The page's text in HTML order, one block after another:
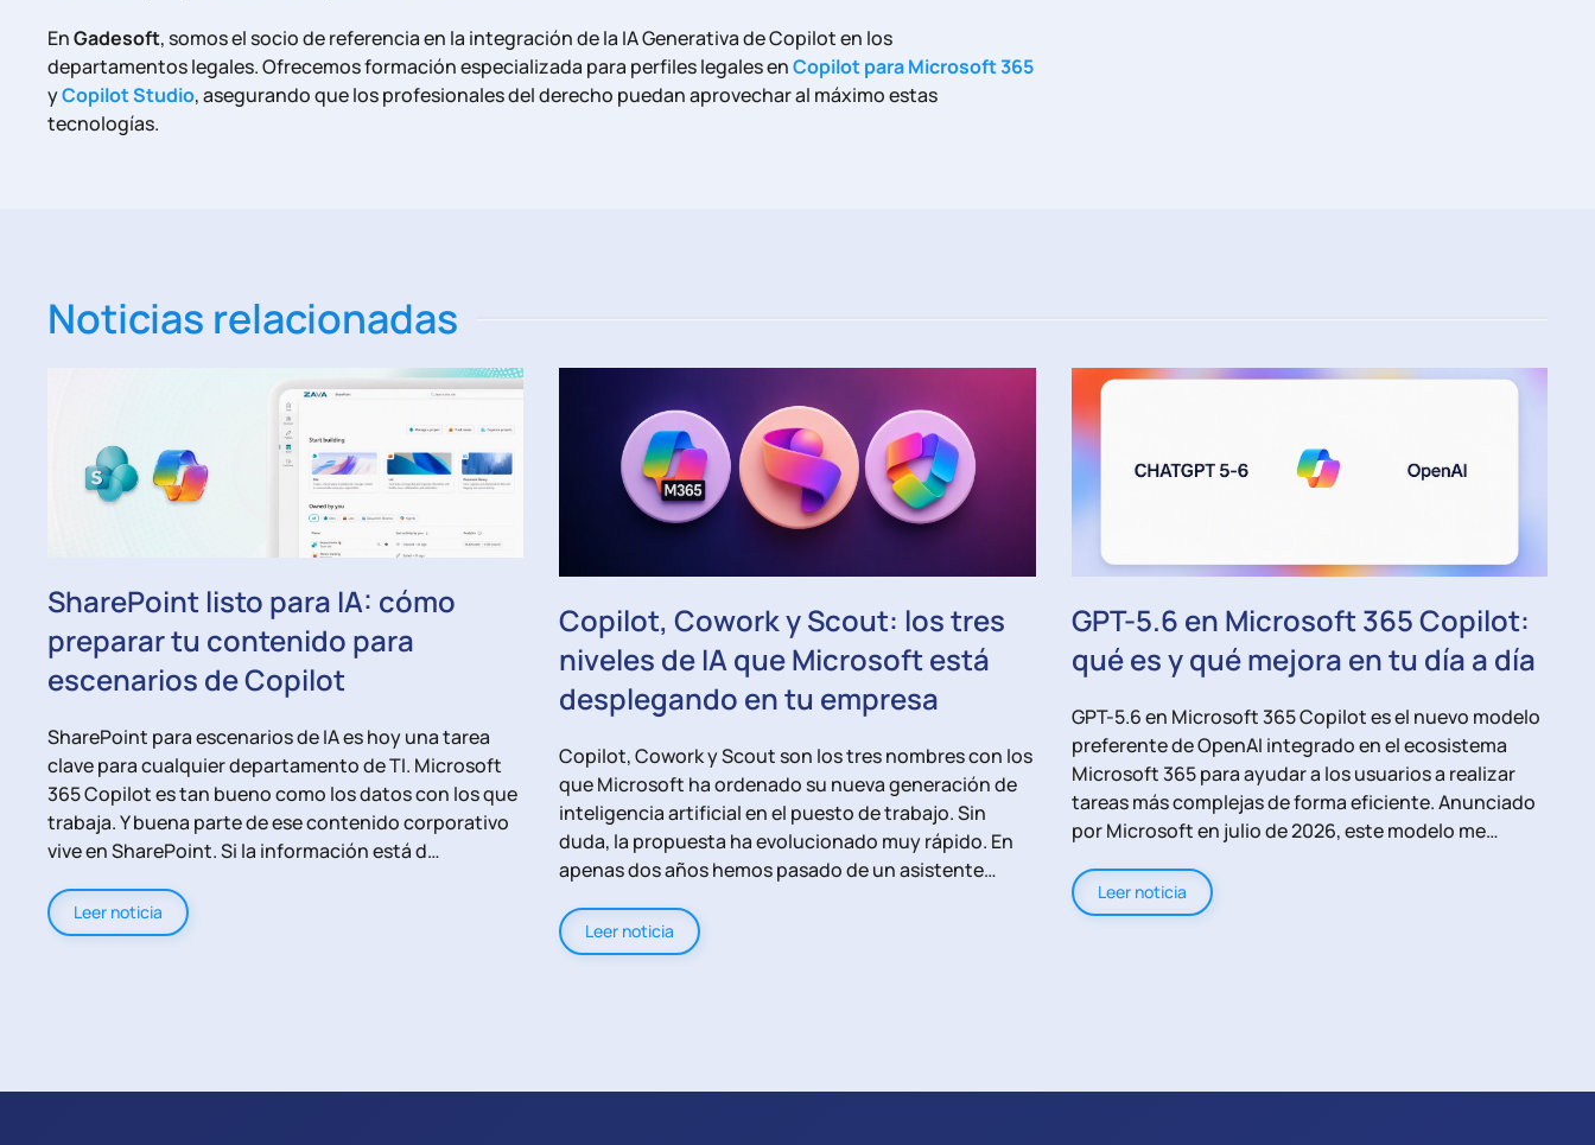
EnGadesoft, somos el socio de referencia en la integración de la IA Generativa de Copilot en los
departamentos legales. Ofrecemos formación especializada para perfiles legales enCopilot para Microsoft 365
yCopilot Studio, asegurando que los profesionales del derecho puedan aprovechar al máximo estas
tecnologías.
Noticias relacionadas
SharePoint listo para IA: cómo
preparar tu contenido para
escenarios de Copilot
SharePoint para escenarios de IA es hoy una tarea
clave para cualquier departamento de TI. Microsoft
365 Copilot es tan bueno como los datos con los que
trabaja. Y buena parte de ese contenido corporativo
vive en SharePoint. Si la información está d…
Leer noticia
Copilot, Cowork y Scout: los tres
niveles de IA que Microsoft está
desplegando en tu empresa
Copilot, Cowork y Scout son los tres nombres con los
que Microsoft ha ordenado su nueva generación de
inteligencia artificial en el puesto de trabajo. Sin
duda, la propuesta ha evolucionado muy rápido. En
apenas dos años hemos pasado de un asistente…
Leer noticia
GPT-5.6 en Microsoft 365 Copilot:
qué es y qué mejora en tu día a día
GPT-5.6 en Microsoft 365 Copilot es el nuevo modelo
preferente de OpenAI integrado en el ecosistema
Microsoft 365 para ayudar a los usuarios a realizar
tareas más complejas de forma eficiente. Anunciado
por Microsoft en julio de 2026, este modelo me…
Leer noticia